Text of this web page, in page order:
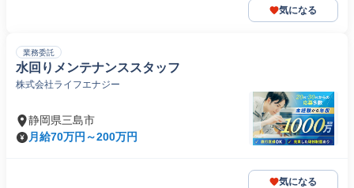
気になる
業務委託
水回りメンテナンススタッフ
株式会社ライフエナジー
静岡県三島市
月給70万円～200万円
気になる